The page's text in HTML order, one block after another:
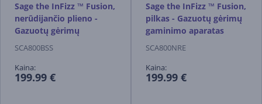
Sage the InFizz ™ Fusion,
nerūdijančio plieno -
Gazuotų gėrimų
gaminimo aparatas
SCA800BSS
Kaina:
199.99 €
Sage the InFizz ™ Fusion,
pilkas - Gazuotų gėrimų
gaminimo aparatas
SCA800NRE
Kaina:
199.99 €